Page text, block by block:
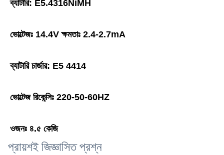
ব্যাটারি: E5.4316NiMH
ভোল্টেজঃ 14.4V ক্ষমতাঃ 2.4-2.7mA
ব্যাটারি চার্জার: E5 4414
ভোল্টেজ রিকেন্সিঃ 220-50-60HZ
ওজনঃ ৪.৫ কেজি
প্রায়শই জিজ্ঞাসিত প্রশ্ন